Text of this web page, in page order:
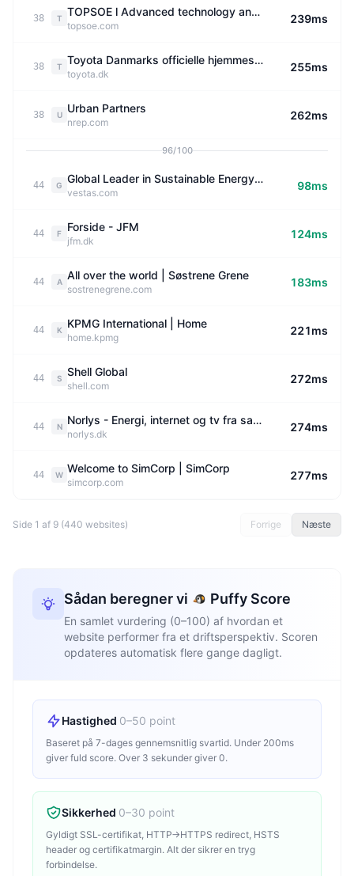
38 T TOPSOE l Advanced technology and solutions for the energy transition
topsoe.com
239ms
38 T Toyota Danmarks officielle hjemmeside | Køb Toyota-biler her
toyota.dk
255ms
38 U Urban Partners
nrep.com
262ms
96/100
44 G Global Leader in Sustainable Energy | Vestas
vestas.com
98ms
44 F Forside - JFM
jfm.dk
124ms
44 A All over the world | Søstrene Grene
sostrenegrene.com
183ms
44 K KPMG International | Home
home.kpmg
221ms
44 S Shell Global
shell.com
272ms
44 N Norlys - Energi, internet og tv fra samme sted - Bliv kunde nu
norlys.dk
274ms
44 W Welcome to SimCorp | SimCorp
simcorp.com
277ms
Side 1 af 9 (440 websites) Forrige Næste
Sådan beregner vi Puffy Score
En samlet vurdering (0–100) af hvordan et
website performer fra et driftsperspektiv. Scoren
opdateres automatisk flere gange dagligt.
Hastighed 0–50 point
Baseret på 7-dages gennemsnitlig svartid. Under 200ms
giver fuld score. Over 3 sekunder giver 0.
Sikkerhed 0–30 point
Gyldigt SSL-certifikat, HTTP→HTTPS redirect, HSTS
header og certifikatmargin. Alt der sikrer en tryg
forbindelse.